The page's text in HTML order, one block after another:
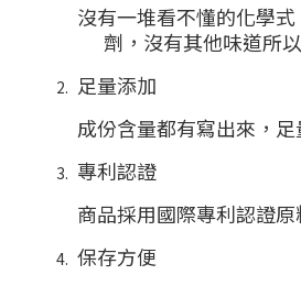
沒有一堆看不懂的化學
劑，沒有其他味道所
足量添加
成份含量都有寫出來，
專利認證
商品採用國際專利認證
保存方便